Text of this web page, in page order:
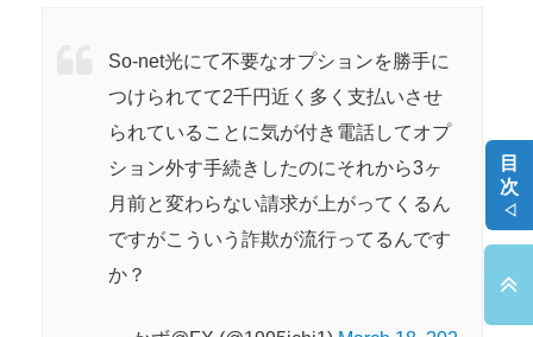
So-net光にて不要なオプションを勝手に
つけられてて2千円近く多く支払いさせ
られていることに気が付き電話してオプ
ション外す手続きしたのにそれから3ヶ
月前と変わらない請求が上がってくるん
ですがこういう詐欺が流行ってるんです
か？
目
次
◁